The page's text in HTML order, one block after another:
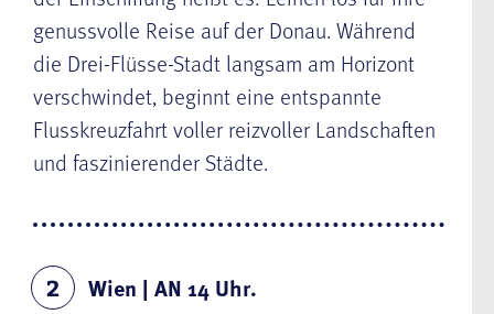
genussvolle Reise auf der Donau. Während
die Drei-Flüsse-Stadt langsam am Horizont
verschwindet, beginnt eine entspannte
Flusskreuzfahrt voller reizvoller Landschaften
und faszinierender Städte.
2
Wien | AN 14 Uhr.